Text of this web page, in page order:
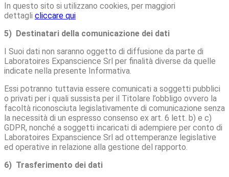
In questo sito si utilizzano cookies, per maggiori
dettagli cliccare qui
5) Destinatari della comunicazione dei dati
I Suoi dati non saranno oggetto di diffusione da parte di
Laboratoires Expanscience Srl per finalità diverse da quelle
indicate nella presente Informativa.
Essi potranno tuttavia essere comunicati a soggetti pubblici
o privati per i quali sussista per il Titolare l’obbligo ovvero la
facoltà riconosciuta legislativamente di comunicazione senza
la necessità di un espresso consenso ex art. 6 lett. b) e c)
GDPR, nonché a soggetti incaricati di adempiere per conto di
Laboratoires Expanscience Srl ad ottemperanze legislative
ed operative in relazione alla gestione del rapporto.
6) Trasferimento dei dati